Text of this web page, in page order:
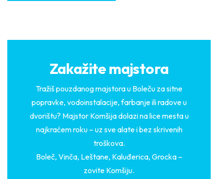
Zakažite majstora
Tražiš pouzdanog majstora u Boleču za sitne
popravke, vodoinstalacije, farbanje ili radove u
dvorištu? Majstor Komšija dolazi na lice mesta u
najkraćem roku – uz sve alate i bez skrivenih
troškova.
Boleč, Vinča, Leštane, Kaluđerica, Grocka –
zovite Komšiju.